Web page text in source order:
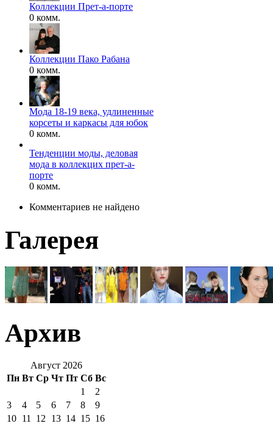
Коллекции Прет-а-порте
0 комм.
Коллекции Пако Рабана
0 комм.
Мода 18-19 века, удлиненные
корсеты и каркасы для юбок
0 комм.
Тенденции моды, деловая
мода в коллекцих прет-а-
порте
0 комм.
Комментариев не найдено
Галерея
Архив
Август 2026
Пн Вт Ср Чт Пт Сб Вс
1
2
3
4 5 6 7 8
9
10 11 12 13 14 15 16